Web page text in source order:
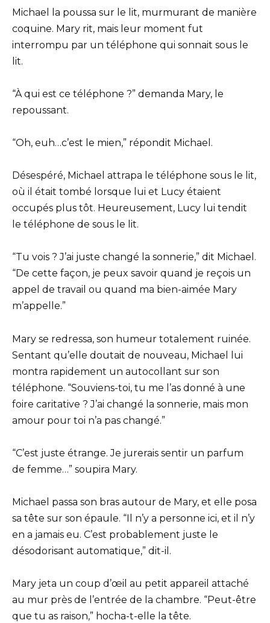
Michael la poussa sur le lit, murmurant de manière
coquine. Mary rit, mais leur moment fut
interrompu par un téléphone qui sonnait sous le
lit.
“À qui est ce téléphone ?” demanda Mary, le
repoussant.
“Oh, euh…c’est le mien,” répondit Michael.
Désespéré, Michael attrapa le téléphone sous le lit,
où il était tombé lorsque lui et Lucy étaient
occupés plus tôt. Heureusement, Lucy lui tendit
le téléphone de sous le lit.
“Tu vois ? J’ai juste changé la sonnerie,” dit Michael.
“De cette façon, je peux savoir quand je reçois un
appel de travail ou quand ma bien-aimée Mary
m’appelle.”
Mary se redressa, son humeur totalement ruinée.
Sentant qu’elle doutait de nouveau, Michael lui
montra rapidement un autocollant sur son
téléphone. “Souviens-toi, tu me l’as donné à une
foire caritative ? J’ai changé la sonnerie, mais mon
amour pour toi n’a pas changé.”
“C’est juste étrange. Je jurerais sentir un parfum
de femme…” soupira Mary.
Michael passa son bras autour de Mary, et elle posa
sa tête sur son épaule. “Il n’y a personne ici, et il n’y
en a jamais eu. C’est probablement juste le
désodorisant automatique,” dit-il.
Mary jeta un coup d’œil au petit appareil attaché
au mur près de l’entrée de la chambre. “Peut-être
que tu as raison,” hocha-t-elle la tête.